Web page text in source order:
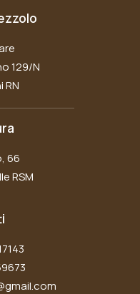
129/N
RN
66
RSM